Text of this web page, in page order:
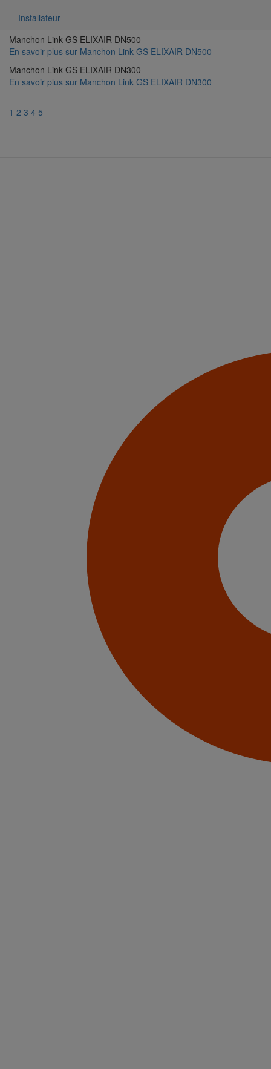
Installateur
Manchon Link GS ELIXAIR DN500
En savoir plus sur Manchon Link GS ELIXAIR DN500
Manchon Link GS ELIXAIR DN300
En savoir plus sur Manchon Link GS ELIXAIR DN300
1 2 3 4 5